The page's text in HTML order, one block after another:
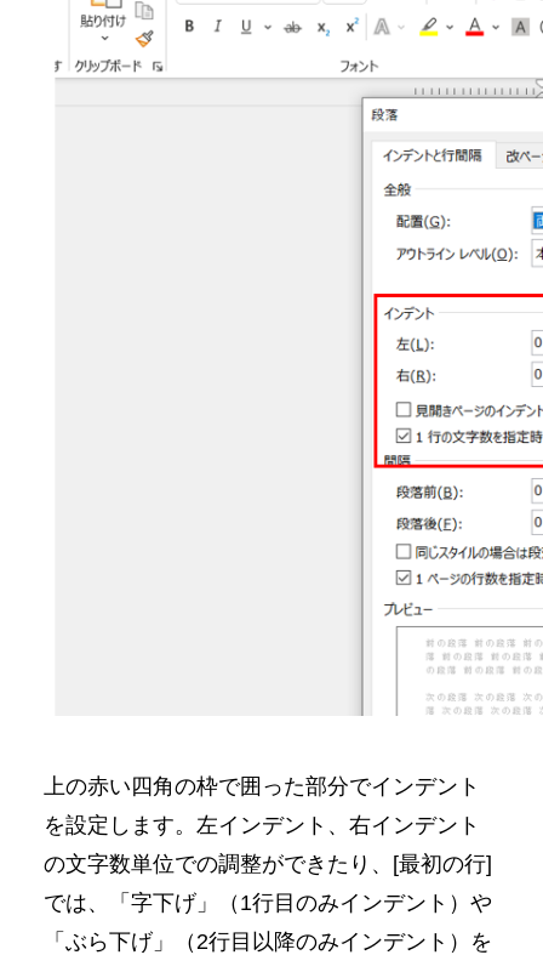
上の赤い四角の枠で囲った部分でインデント
を設定します。左インデント、右インデント
の文字数単位での調整ができたり、[最初の行]
では、「字下げ」（1行目のみインデント）や
「ぶら下げ」（2行目以降のみインデント）を